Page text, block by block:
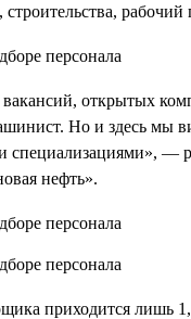
рабочий
открытых
Но и здесь мы
специализациями», —
нефть».
приходится лишь